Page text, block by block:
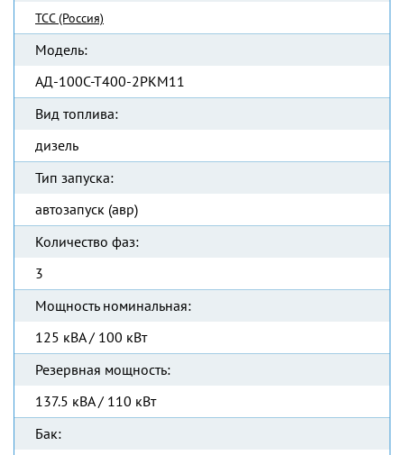
ТСС (Россия)
Модель:
АД-100С-Т400-2РКМ11
Вид топлива:
дизель
Тип запуска:
автозапуск (авр)
Количество фаз:
3
Мощность номинальная:
125 кВА / 100 кВт
Резервная мощность:
137.5 кВА / 110 кВт
Бак: